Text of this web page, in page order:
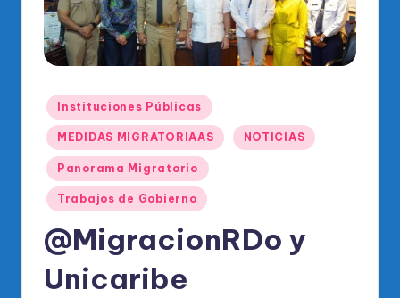
o
O
ci
al
el
P
R
Publicado
en
Instituciones Públicas
MEDIDAS MIGRATORIAAS NOTICIAS
Panorama Migratorio
Trabajos de Gobierno
@MigracionRDo y
Unicaribe